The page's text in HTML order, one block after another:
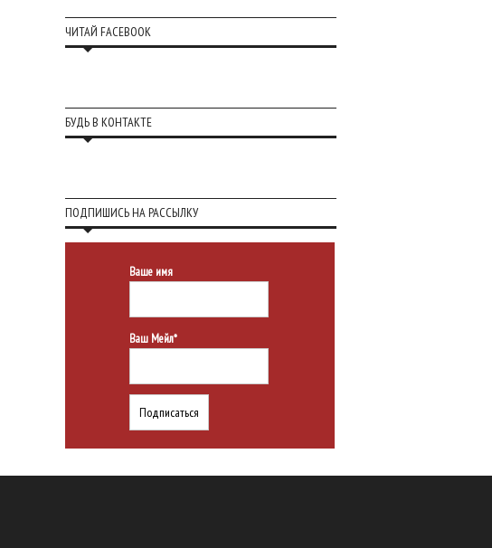
ЧИТАЙ FACEBOOK
БУДЬ В КОНТАКТЕ
ПОДПИШИСЬ НА РАССЫЛКУ
Ваше имя
Ваш Мейл*